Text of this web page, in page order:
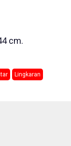
cm.
Lingkaran